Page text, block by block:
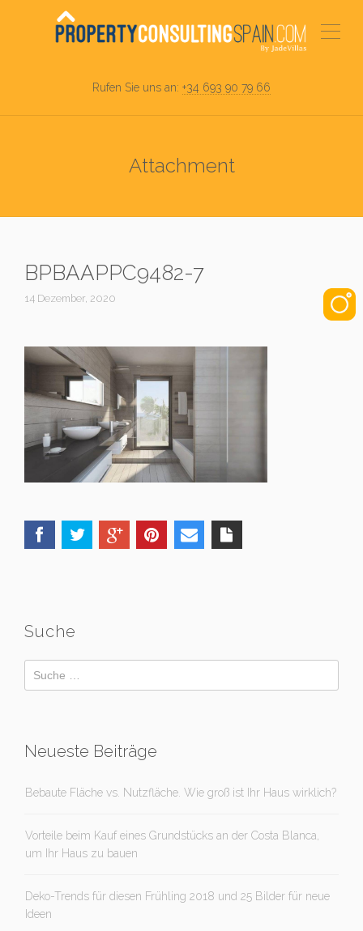
Rufen Sie uns an: +34 693 90 79 66
Attachment
BPBAAPPC9482-7
14 Dezember, 2020
Suche
Neueste Beiträge
Bebaute Fläche vs. Nutzfläche. Wie groß ist Ihr Haus wirklich?
Vorteile beim Kauf eines Grundstücks an der Costa Blanca,
um Ihr Haus zu bauen
Deko-Trends für diesen Frühling 2018 und 25 Bilder für neue
Ideen